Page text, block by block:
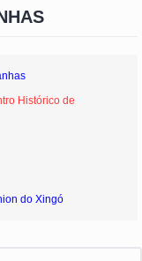
Histórico de
do Xingó